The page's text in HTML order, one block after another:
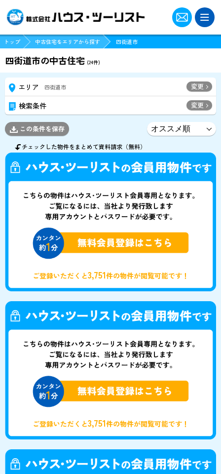
トップ 中古住宅をエリアから探す 四街道市
四街道市の中古住宅 (24件)
エリア 四街道市 変更
検索条件 変更
この条件を保存
チェックした物件をまとめて資料請求（無料）
ご登録いただくと3,751件の物件が閲覧可能です！
ご登録いただくと3,751件の物件が閲覧可能です！